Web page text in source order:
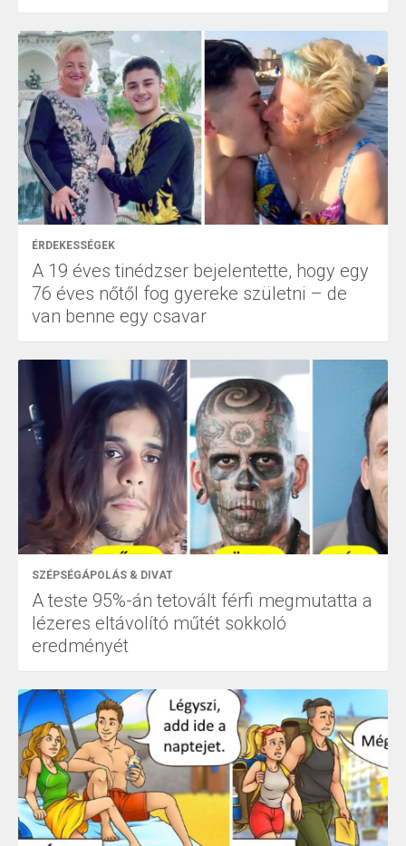
ÉRDEKESSÉGEK
A 19 éves tinédzser bejelentette, hogy egy
76 éves nőtől fog gyereke születni – de
van benne egy csavar
SZÉPSÉGÁPOLÁS & DIVAT
A teste 95%-án tetovált férfi megmutatta a
lézeres eltávolító műtét sokkoló
eredményét